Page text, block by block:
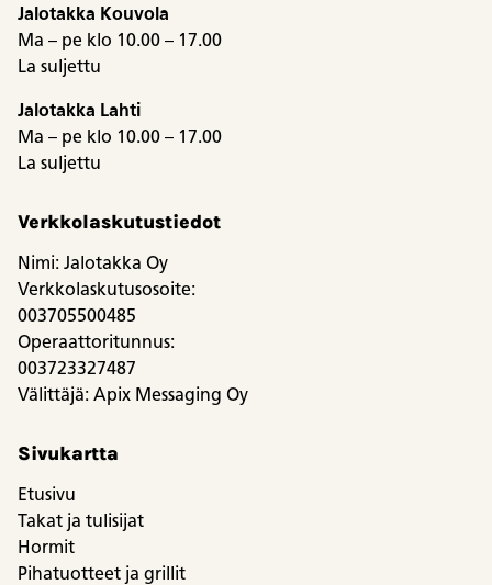
Jalotakka Kouvola
Ma – pe klo 10.00 – 17.00
La suljettu
Jalotakka Lahti
Ma – pe klo 10.00 – 17.00
La suljettu
Verkkolaskutustiedot
Nimi: Jalotakka Oy
Verkkolaskutusosoite:
003705500485
Operaattoritunnus:
003723327487
Välittäjä: Apix Messaging Oy
Sivukartta
Etusivu
Takat ja tulisijat
Hormit
Pihatuotteet ja grillit